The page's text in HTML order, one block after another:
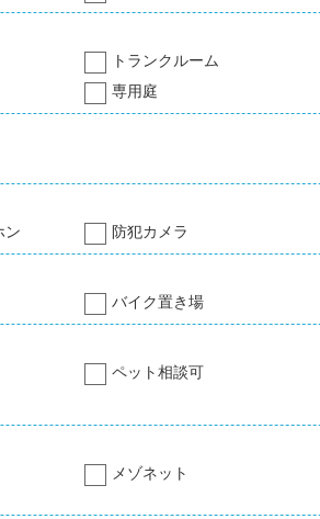
トランクルーム
専用庭
ン 防犯カメラ
バイク置き場
ペット相談可
メゾネット